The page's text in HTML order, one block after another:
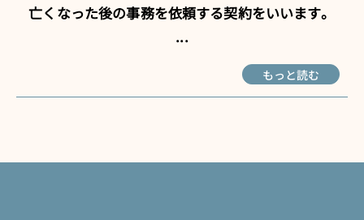
亡くなった後の事務を依頼する契約をいいます。
...
もっと読む